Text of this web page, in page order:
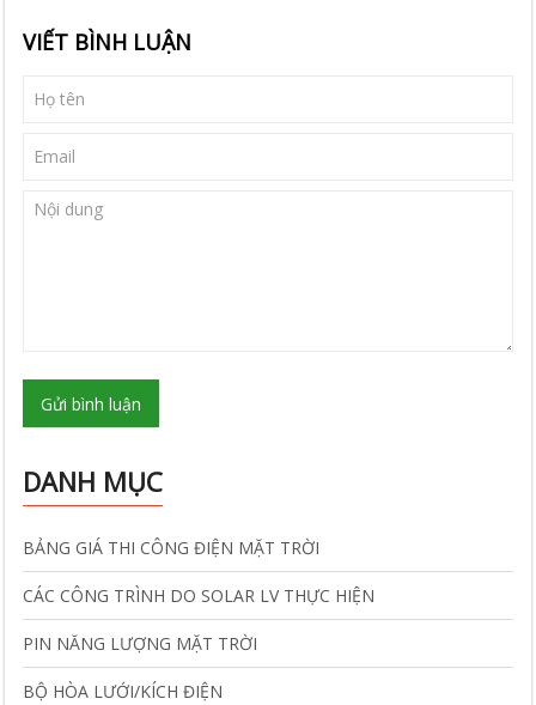
VIẾT BÌNH LUẬN
Gửi bình luận
DANH MỤC
BẢNG GIÁ THI CÔNG ĐIỆN MẶT TRỜI
CÁC CÔNG TRÌNH DO SOLAR LV THỰC HIỆN
PIN NĂNG LƯỢNG MẶT TRỜI
BỘ HÒA LƯỚI/KÍCH ĐIỆN